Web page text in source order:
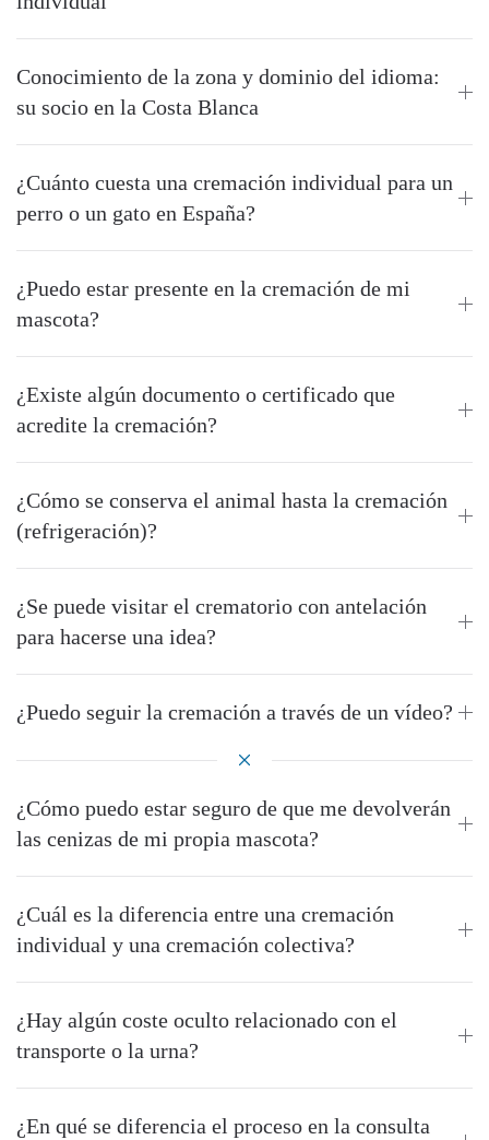
Conocimiento de la zona y dominio del idioma:
su socio en la Costa Blanca
¿Cuánto cuesta una cremación individual para un
perro o un gato en España?
¿Puedo estar presente en la cremación de mi
mascota?
¿Existe algún documento o certificado que
acredite la cremación?
¿Cómo se conserva el animal hasta la cremación
(refrigeración)?
¿Se puede visitar el crematorio con antelación
para hacerse una idea?
¿Puedo seguir la cremación a través de un vídeo?
¿Cómo puedo estar seguro de que me devolverán
las cenizas de mi propia mascota?
¿Cuál es la diferencia entre una cremación
individual y una cremación colectiva?
¿Hay algún coste oculto relacionado con el
transporte o la urna?
¿En qué se diferencia el proceso en la consulta